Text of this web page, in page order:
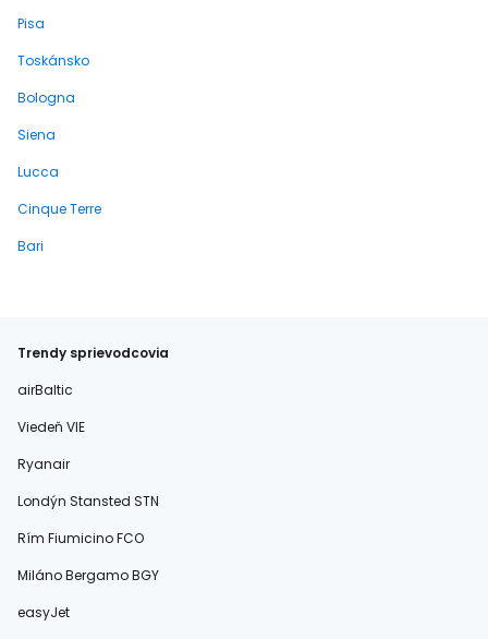
Pisa
Toskánsko
Bologna
Siena
Lucca
Cinque Terre
Bari
Trendy sprievodcovia
airBaltic
Viedeň VIE
Ryanair
Londýn Stansted STN
Rím Fiumicino FCO
Miláno Bergamo BGY
easyJet